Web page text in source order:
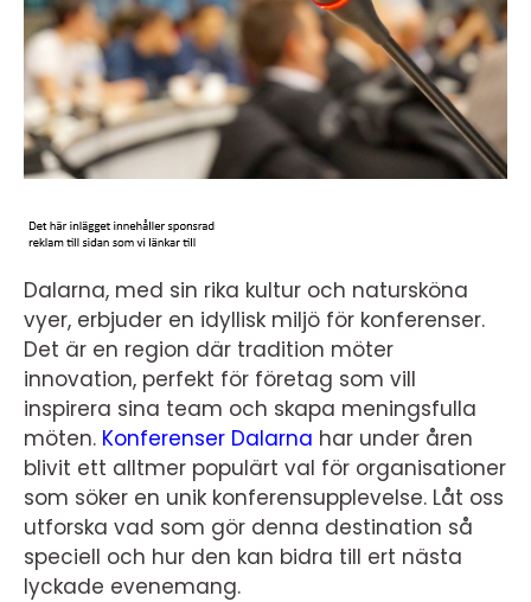
Dalarna, med sin rika kultur och natursköna
vyer, erbjuder en idyllisk miljö för konferenser.
Det är en region där tradition möter
innovation, perfekt för företag som vill
inspirera sina team och skapa meningsfulla
möten. Konferenser Dalarna har under åren
blivit ett alltmer populärt val för organisationer
som söker en unik konferensupplevelse. Låt oss
utforska vad som gör denna destination så
speciell och hur den kan bidra till ert nästa
lyckade evenemang.